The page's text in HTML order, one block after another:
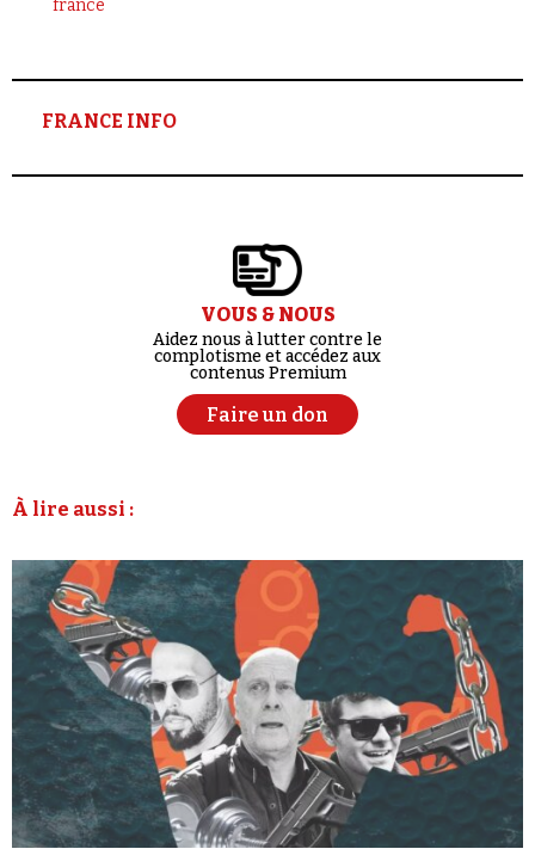
france
FRANCE INFO
VOUS & NOUS
Aidez nous à lutter contre le
complotisme et accédez aux
contenus Premium
Faire un don
À lire aussi :